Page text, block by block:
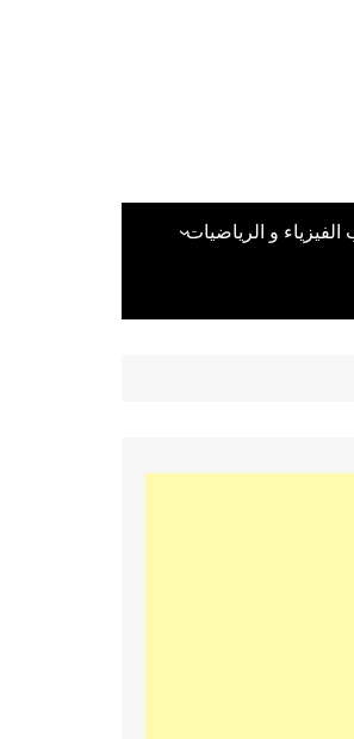
الفيزياء و الرياضيات
لغات البرمجة